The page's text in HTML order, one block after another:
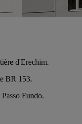
d'Erechim.
BR 153.
Fundo.